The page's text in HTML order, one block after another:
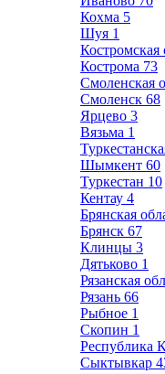
Кохма 5
Шуя 1
Костромская
Кострома 73
Смоленская
Смоленск 68
Ярцево 3
Вязьма 1
Шымкент 60
Туркестан 10
Кентау 4
Брянская
Брянск 67
Клинцы 3
Дятьково 1
Рязанская
Рязань 66
Рыбное 1
Скопин 1
Республика
Сыктывкар